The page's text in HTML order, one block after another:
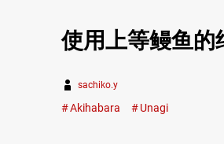
使用上等鳗鱼的
sachiko.y
Akihabara Unagi